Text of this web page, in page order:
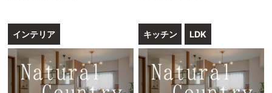
インテリア キッチン LDK